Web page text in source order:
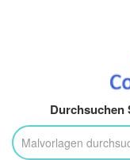
Durchsuchen